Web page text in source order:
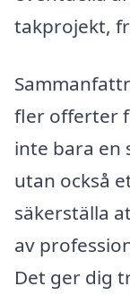
takprojekt,
fler offerter
inte bara en
utan också
säkerställa
av
Det ger dig